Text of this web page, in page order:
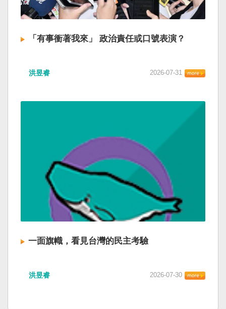
「有事衝著我來」 政治責任或口號表演？
洪昱睿 2026-07-31
一面旗幟，看見台灣的民主考驗
洪昱睿 2026-07-30